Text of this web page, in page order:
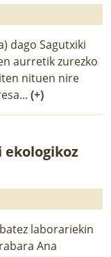
dago Sagutxiki
aurretik zurezko
nituen nire
(+)
ekologikoz
laborariekin
Ana